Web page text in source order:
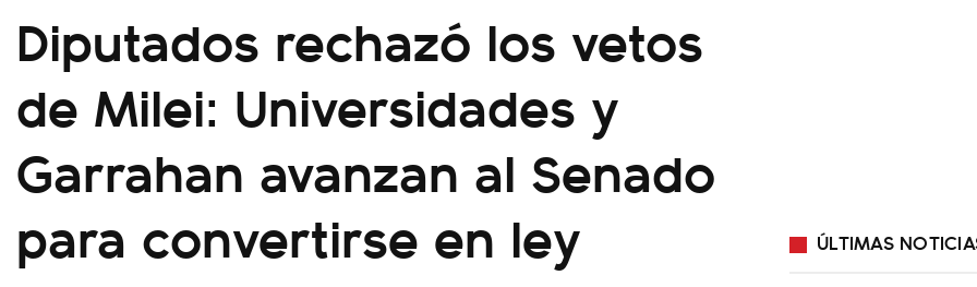
Diputados rechazó los vetos
de Milei: Universidades y
Garrahan avanzan al Senado
para convertirse en ley
ÚLTIMAS